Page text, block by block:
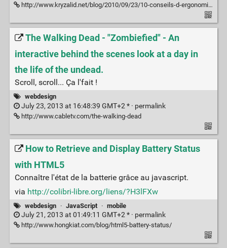
http://www.kryzalid.net/blog/2010/09/23/10-conseils-d-ergonomie-bases-sur-des-etudes-de-recherche/
The Walking Dead - "Zombiefied" - An
interactive behind the scenes look at a day in
the life of the undead.
Scroll, scroll... Ça l'fait !
webdesign
July 23, 2013 at 16:48:39 GMT+2 * · permalink
http://www.cabletv.com/the-walking-dead
How to Retrieve and Display Battery Status
with HTML5
Connaître l'état de la batterie grâce au javascript.
via http://colibri-libre.org/liens/?H3lFXw
webdesign · JavaScript · mobile
July 21, 2013 at 01:49:11 GMT+2 * · permalink
http://www.hongkiat.com/blog/html5-battery-status/